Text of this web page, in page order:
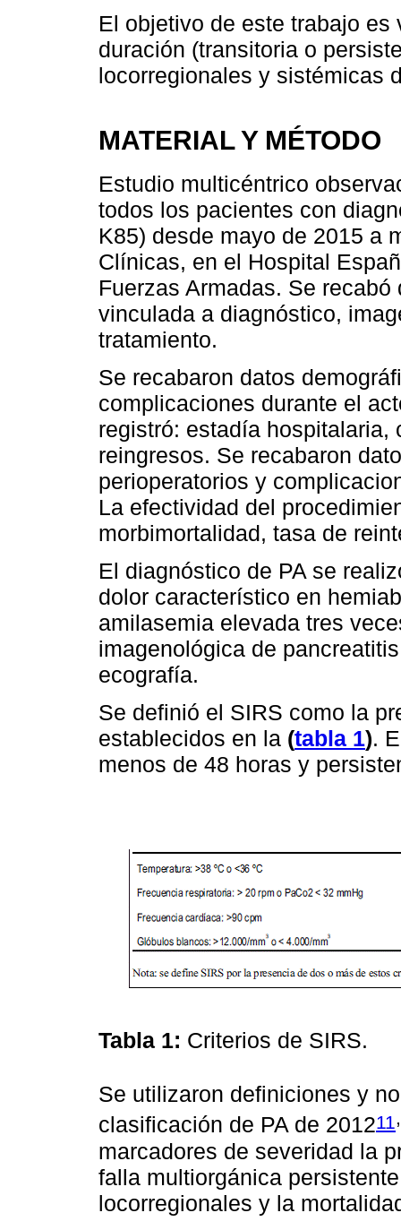
El objetivo de este trabajo
duración (transitoria o
locorregionales y sistémicas
MATERIAL Y MÉTODO
Estudio multicéntrico
todos los pacientes con
K85) desde mayo de 2015 a
Clínicas, en el Hospital
Fuerzas Armadas. Se
vinculada a diagnóstico,
tratamiento.
Se recabaron datos
complicaciones durante el
registró: estadía
reingresos. Se recabaron
perioperatorios y
La efectividad del
morbimortalidad, tasa de
El diagnóstico de PA se
dolor característico en
amilasemia elevada tres
imagenológica de
ecografía.
Se definió el SIRS como la
establecidos en la (tabla 1).
menos de 48 horas y
Tabla 1: Criterios de SIRS.
Se utilizaron definiciones y
clasificación de PA de 201211 ,
marcadores de severidad la
falla multiorgánica
locorregionales y la